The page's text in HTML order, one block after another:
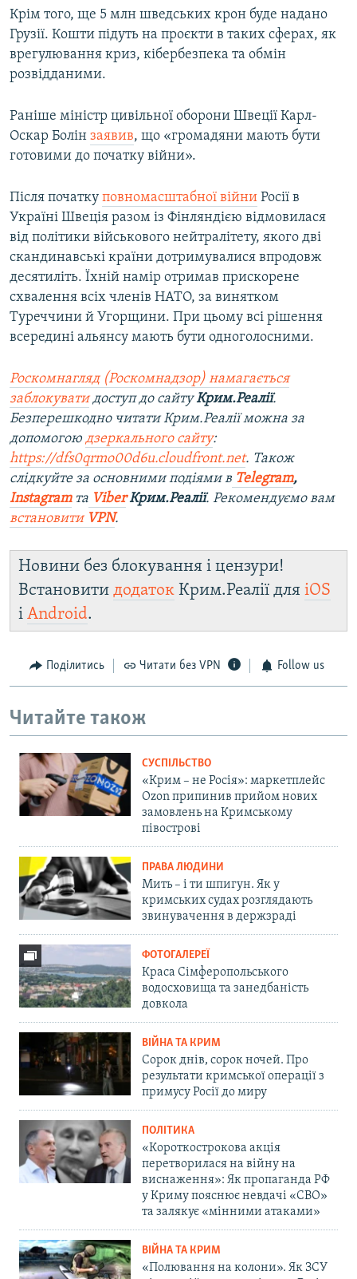
Крім того, ще 5 млн шведських крон буде надано
Грузії. Кошти підуть на проєкти в таких сферах, як
врегулювання криз, кібербезпека та обмін
розвідданими.
Раніше міністр цивільної оборони Швеції Карл-
Оскар Болін заявив, що «громадяни мають бути
готовими до початку війни».
Після початку повномасштабної війни Росії в
Україні Швеція разом із Фінляндією відмовилася
від політики військового нейтралітету, якого дві
скандинавські країни дотримувалися впродовж
десятиліть. Їхній намір отримав прискорене
схвалення всіх членів НАТО, за винятком
Туреччини й Угорщини. При цьому всі рішення
всередині альянсу мають бути одноголосними.
Роскомнагляд (Роскомнадзор) намагається
заблокуватидоступ до сайтуКрим.Реалії.
Безперешкодно читати Крим.Реалії можна за
допомогою дзеркального сайту:
https://dfs0qrmo00d6u.cloudfront.net. Також
слідкуйте за основними подіями в Telegram,
Instagramта ViberКрим.Реалії. Рекомендуємо вам
встановити VPN.
Новини без блокування і цензури!
Встановити додаток Крим.Реалії для iOS
і Android.
Поділитись Читати без VPN Follow us
Читайте також
СУСПІЛЬСТВО
«Крим – не Росія»: маркетплейс
Ozon припинив прийом нових
замовлень на Кримському
півострові
ПРАВА ЛЮДИНИ
Мить – і ти шпигун. Як у
кримських судах розглядають
звинувачення в держзраді
ФОТОГАЛЕРЕЇ
Краса Сімферопольського
водосховища та занедбаність
довкола
ВІЙНА ТА КРИМ
Сорок днів, сорок ночей. Про
результати кримської операції з
примусу Росії до миру
ПОЛІТИКА
«Короткострокова акція
перетворилася на війну на
виснаження»: Як пропаганда РФ
у Криму пояснює невдачі «СВО»
та залякує «мінними атаками»
ВІЙНА ТА КРИМ
«Полювання на колони». Як ЗСУ